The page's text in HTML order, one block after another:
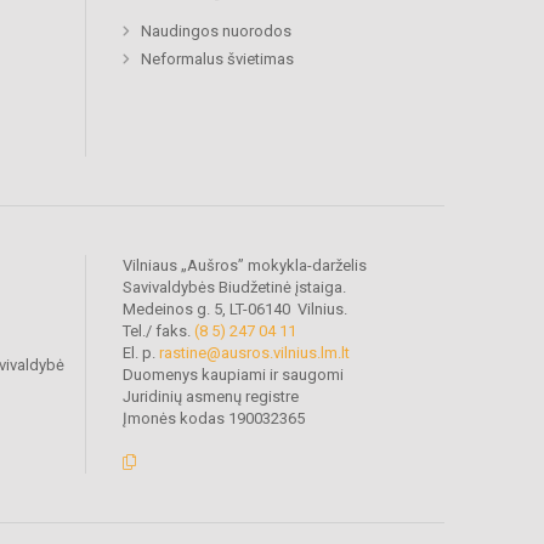
Naudingos nuorodos
Neformalus švietimas
Vilniaus „Aušros” mokykla-darželis
Savivaldybės Biudžetinė įstaiga.
Medeinos g. 5, LT-06140 Vilnius.
Tel./ faks. (8 5) 247 04 11
El. p. rastine@ausros.vilnius.lm.lt
Duomenys kaupiami ir saugomi
Juridinių asmenų registre
Įmonės kodas 190032365